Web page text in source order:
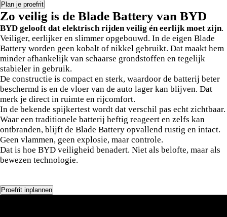
Plan je proefrit
Zo veilig is de Blade Battery van BYD
BYD gelooft dat elektrisch rijden veilig én eerlijk moet zijn.
Veiliger, eerlijker en slimmer opgebouwd. In de eigen Blade
Battery worden geen kobalt of nikkel gebruikt. Dat maakt hem
minder afhankelijk van schaarse grondstoffen en tegelijk
stabieler in gebruik.
De constructie is compact en sterk, waardoor de batterij beter
beschermd is en de vloer van de auto lager kan blijven. Dat
merk je direct in ruimte en rijcomfort.
In de bekende spijkertest wordt dat verschil pas echt zichtbaar.
Waar een traditionele batterij heftig reageert en zelfs kan
ontbranden, blijft de Blade Battery opvallend rustig en intact.
Geen vlammen, geen explosie, maar controle.
Dat is hoe BYD veiligheid benadert. Niet als belofte, maar als
bewezen technologie.
Proefrit inplannen